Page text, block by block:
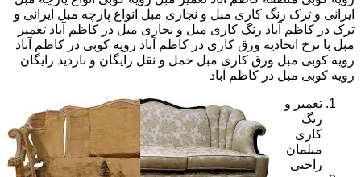
ایرانی و ترک رنگ کاری مبل و نجاری مبل انواع پارچه مبل ایرانی و
ترک در کاظم آباد رنگ کاری مبل و نجاری مبل در کاظم آباد تعمیر
مبل با نرخ اتحادیه ورق کاری در کاظم آباد رویه کوبی در کاظم آباد
رویه کوبی مبل ورق کاری مبل حمل و نقل رایگان و بازدید رایگان
رویه کوبی مبل در کاظم آباد
تعمیر و
رنگ
کاری
مبلمان
راحتی